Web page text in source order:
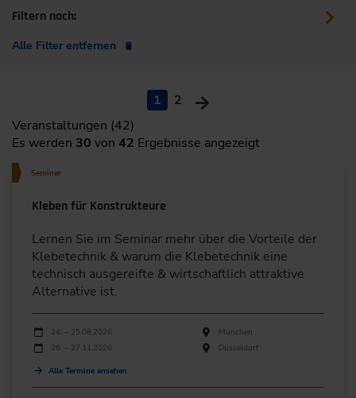
Filtern nach:
Alle Filter entfernen
1
2
Veranstaltungen (42)
Es werden 30 von 42 Ergebnisse angezeigt
Seminar
Kleben für Konstrukteure
Lernen Sie im Seminar mehr über die Vorteile der
Klebetechnik & warum die Klebetechnik eine
technisch ausgereifte & wirtschaftlich attraktive
Alternative ist.
Durchführungen
Veranstaltungsdatum
24. – 25.08.2026
München
26. – 27.11.2026
Düsseldorf
Alle Termine ansehen